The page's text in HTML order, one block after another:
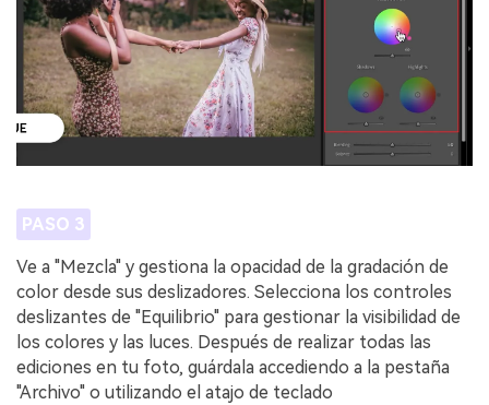
PASO 3
Ve a "Mezcla" y gestiona la opacidad de la gradación de
color desde sus deslizadores. Selecciona los controles
deslizantes de "Equilibrio" para gestionar la visibilidad de
los colores y las luces. Después de realizar todas las
ediciones en tu foto, guárdala accediendo a la pestaña
"Archivo" o utilizando el atajo de teclado